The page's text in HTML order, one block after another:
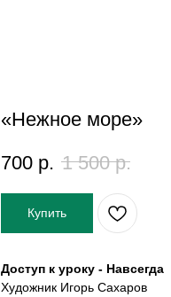
«Нежное море»
700 р. 1 500 р.
Купить
Доступ к уроку - Навсегда
Художник Игорь Сахаров